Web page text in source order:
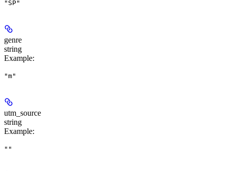
"SP"
genre
string
Example:
"m"
utm_source
string
Example:
""